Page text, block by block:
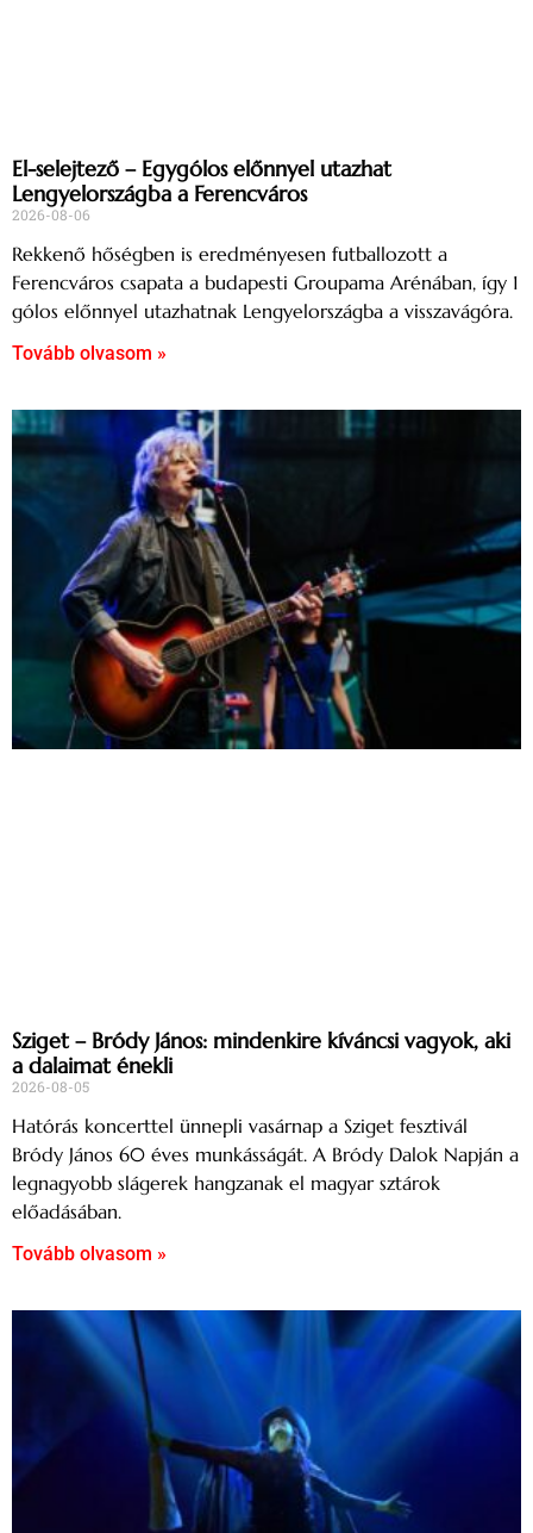
El-selejtező – Egygólos előnnyel utazhat
Lengyelországba a Ferencváros
2026-08-06
Rekkenő hőségben is eredményesen futballozott a
Ferencváros csapata a budapesti Groupama Arénában, így 1
gólos előnnyel utazhatnak Lengyelországba a visszavágóra.
Tovább olvasom »
Sziget – Bródy János: mindenkire kíváncsi vagyok, aki
a dalaimat énekli
2026-08-05
Hatórás koncerttel ünnepli vasárnap a Sziget fesztivál
Bródy János 60 éves munkásságát. A Bródy Dalok Napján a
legnagyobb slágerek hangzanak el magyar sztárok
előadásában.
Tovább olvasom »